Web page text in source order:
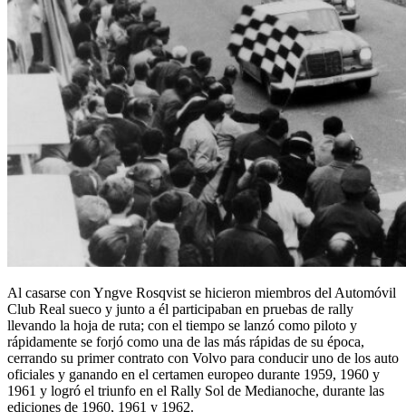
Al casarse con Yngve Rosqvist se hicieron miembros del Automóvil
Club Real sueco y junto a él participaban en pruebas de rally
llevando la hoja de ruta; con el tiempo se lanzó como piloto y
rápidamente se forjó como una de las más rápidas de su época,
cerrando su primer contrato con Volvo para conducir uno de los auto
oficiales y ganando en el certamen europeo durante 1959, 1960 y
1961 y logró el triunfo en el Rally Sol de Medianoche, durante las
ediciones de 1960, 1961 y 1962.